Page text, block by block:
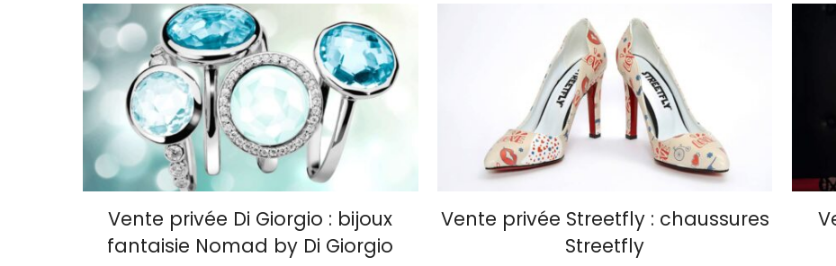
Vente privée Di Giorgio : bijoux
fantaisie Nomad by Di Giorgio
Vente privée Streetfly : chaussures
Streetfly